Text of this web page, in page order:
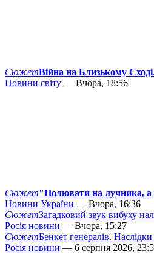
СюжетВійна на Близькому
Новини світу — Вчора, 18:56
Сюжет"Полювати на лучника, а
Новини України — Вчора, 16:36
СюжетЗагадковий звук вибуху
Росія новини — Вчора, 15:27
СюжетБенкет генералів.
Росія новини — 6 серпня 2026,